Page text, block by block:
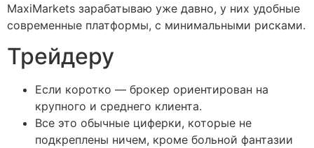
MaxiMarkets зарабатываю уже давно, у них удобные
современные платформы, с минимальными рисками.
Трейдеру
Если коротко — брокер ориентирован на
крупного и среднего клиента.
Все это обычные циферки, которые не
подкреплены ничем, кроме больной фантазии